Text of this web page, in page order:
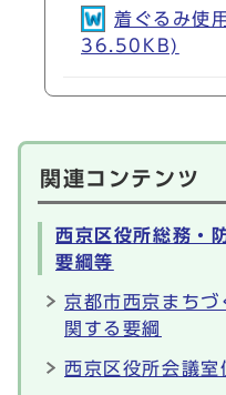
着ぐるみ使
36.50KB)
関連コンテンツ
西京区役所総務・
要綱等
京都市西京まちづ
関する要綱
西京区役所会議室